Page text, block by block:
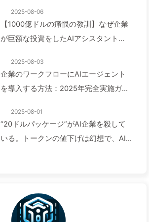
2025-08-06
【1000億ドルの痛恨の教訓】なぜ企業
が巨額な投資をしたAIアシスタント
2025-08-03
企業のワークフローにAIエージェント
を導入する方法：2025年完全実施ガイ
2025-08-01
“20ドルパッケージ”がAI企業を殺して
いる。トークンの値下げは幻想で、AI